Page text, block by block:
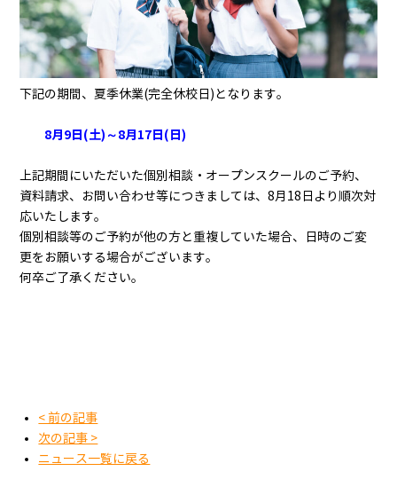
下記の期間、夏季休業(完全休校日)となります。
8月9日(土)～8月17日(日)
上記期間にいただいた個別相談・オープンスクールのご予約、
資料請求、お問い合わせ等につきましては、8月18日より順次対
応いたします。
個別相談等のご予約が他の方と重複していた場合、日時のご変
更をお願いする場合がございます。
何卒ご了承ください。
< 前の記事
次の記事 >
ニュース一覧に戻る